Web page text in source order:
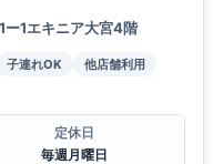
ー1エキニア大宮4階
子連れOK
他店舗利用
定休日
毎週月曜日